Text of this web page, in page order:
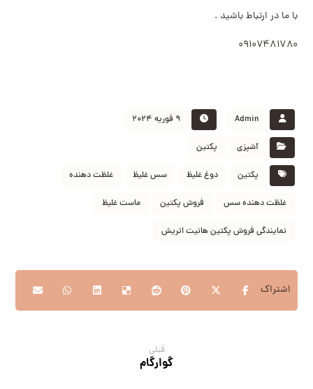
با ما در ارتباط باشید .
۰۹۱۰۷۴۸۱۷۸۰
Admin ۹ فوریه ۲۰۲۴
آشپزی پکتین
پکتین دوغ غلیظ سس غلیظ غلظت دهنده
غلظت دهنده سس فروش پکتین ماست غلیظ
نمایندگی فروش پکتین هانیت اتریش
قبلی
گوارگام